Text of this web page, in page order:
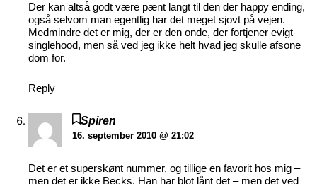
Der kan altså godt være pænt langt til den der happy ending,
også selvom man egentlig har det meget sjovt på vejen.
Medmindre det er mig, der er den onde, der fortjener evigt
singlehood, men så ved jeg ikke helt hvad jeg skulle afsone
dom for.
Reply
Spiren
16. september 2010 @ 21:02
Det er et superskønt nummer, og tillige en favorit hos mig –
men det er ikke Becks. Han har blot lånt det – men det ved